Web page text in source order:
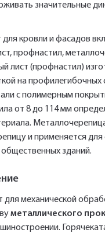
значительные
для кровли и фасадов
профнастил,
лист (профнастил)
на профилегибочных
с полимерным
от 8 до 114 мм
и применяется для
зданий.
для механической
металлического